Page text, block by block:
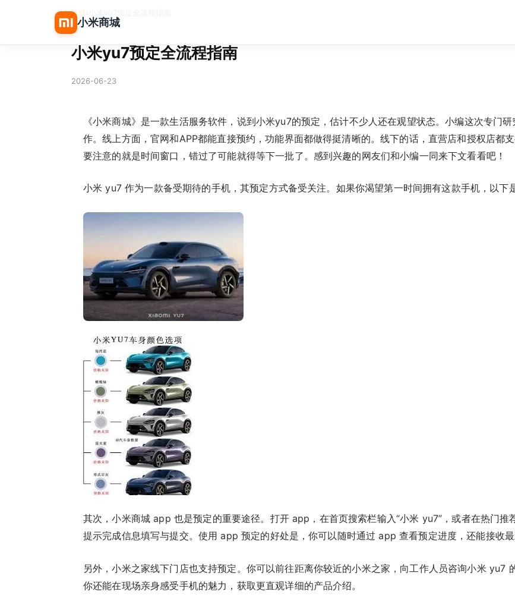
小米商城
小米商城
小米yu7预定全流程指南
2026-06-23
《小米商城》是一款生活服务软件，说到小米yu7的预定，估计不少人还在观望状态。小编这次专门
作。线上方面，官网和APP都能直接预约，功能界面都做得挺清晰的。线下的话，直营店和授权店都
要注意的就是时间窗口，错过了可能就得等下一批了。感到兴趣的网友们和小编一同来下文看看吧！
小米 yu7 作为一款备受期待的手机，其预定方式备受关注。如果你渴望第一时间拥有这款手机，以下
其次，小米商城 app 也是预定的重要途径。打开 app，在首页搜索栏输入“小米 yu7”，或者在热门
提示完成信息填写与提交。使用 app 预定的好处是，你可以随时通过 app 查看预定进度，还能接收最
另外，小米之家线下门店也支持预定。你可以前往距离你较近的小米之家，向工作人员咨询小米 yu7
你还能在现场亲身感受手机的魅力，获取更直观详细的产品介绍。